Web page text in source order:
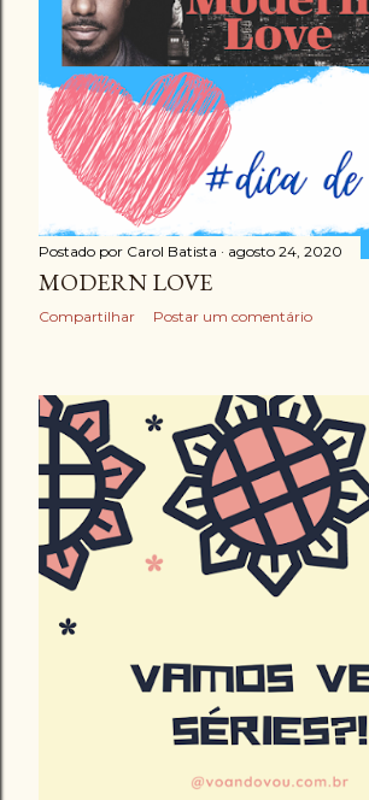
s
Postado por Carol Batista agosto 24, 2020
MODERN LOVE
Compartilhar Postar um comentário